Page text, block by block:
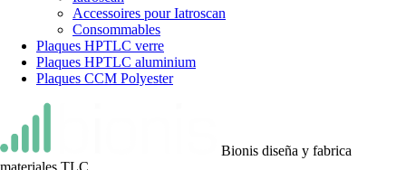
Accessoires pour Iatroscan
Consommables
Plaques HPTLC verre
Plaques HPTLC aluminium
Plaques CCM Polyester
Bionis diseña y fabrica
materiales TLC